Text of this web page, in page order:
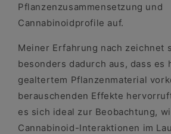
Pflanzenzusammensetzung und
Cannabinoidprofile auf.
Meiner Erfahrung nach zeichnet
besonders dadurch aus, dass es
gealtertem Pflanzenmaterial
berauschenden Effekte
es sich ideal zur Beobachtung,
Cannabinoid-Interaktionen im